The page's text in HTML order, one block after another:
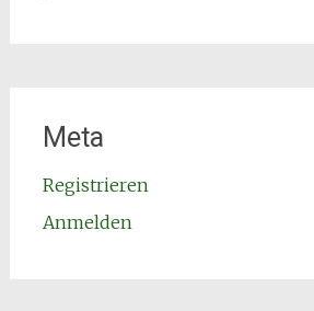
Meta
Registrieren
Anmelden